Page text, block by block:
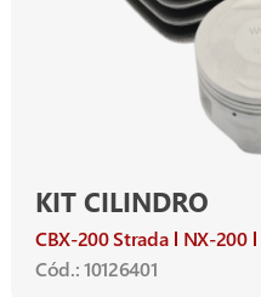
KIT CILINDRO
CBX-200 Strada NX-200
Cód.: 10126401